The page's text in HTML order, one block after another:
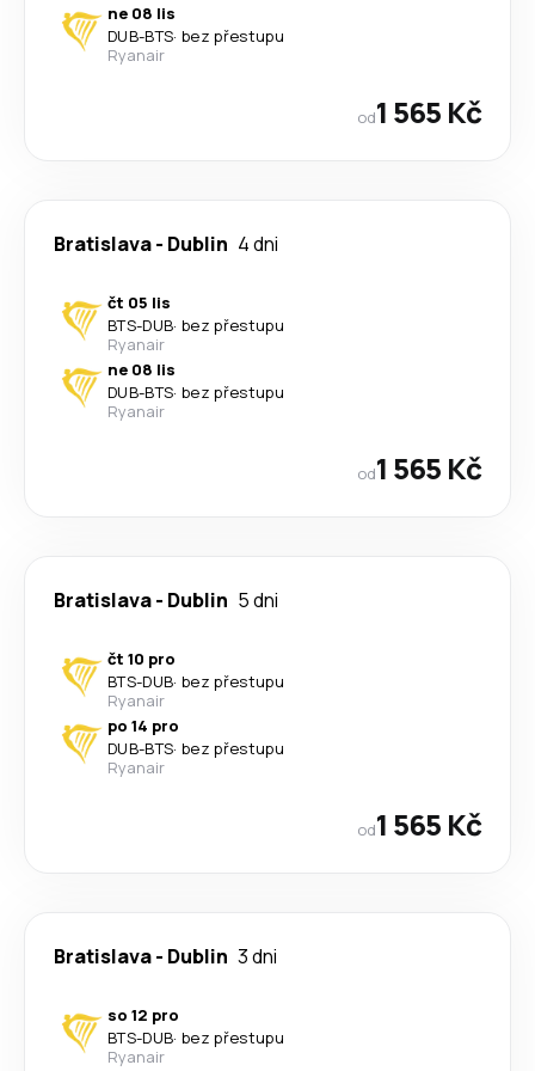
ne 08 lis
DUB-BTS· bez přestupu
Ryanair
od1 565 Kč
Bratislava- Dublin 4 dni
čt 05 lis
BTS-DUB· bez přestupu
Ryanair
ne 08 lis
DUB-BTS· bez přestupu
Ryanair
od1 565 Kč
Bratislava- Dublin 5 dni
čt 10 pro
BTS-DUB· bez přestupu
Ryanair
po 14 pro
DUB-BTS· bez přestupu
Ryanair
od1 565 Kč
Bratislava- Dublin 3 dni
so 12 pro
BTS-DUB· bez přestupu
Ryanair